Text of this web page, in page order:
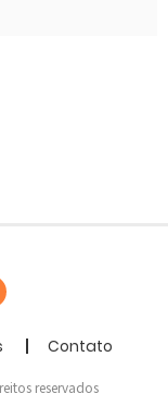
Contato
reservados